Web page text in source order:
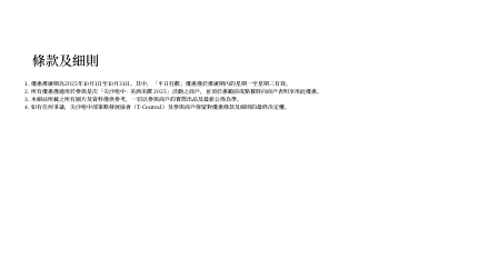
條款及細則
優惠推廣期為2025年10月1日至10月31日。其中，「平日狂歡」優惠僅於推廣期內的星期一至星期三有效。
所有優惠僅適用於參與是次「尖沙咀中 · 美酒美饌 2025」活動之商戶，並須於惠顧前或點餐時向商戶表明享用此優惠。
本網站所載之所有圖片及資料僅供參考，一切以參與商戶的實際出品及最新公佈為準。
如有任何爭議，尖沙咀中部策略發展協會（T-Central）及參與商戶保留對優惠條款及細則的最終決定權。